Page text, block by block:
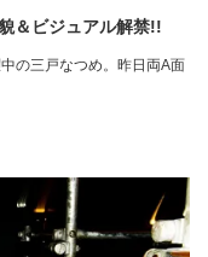
＆ビジュアル解禁!!
の三戸なつめ。昨日両A面